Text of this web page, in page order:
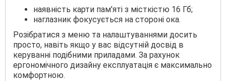
наявність карти пам'яті з місткістю 16 Гб;
наглазник фокусується на стороні ока.
Розібратися з меню та налаштуваннями досить
просто, навіть якщо у вас відсутній досвід в
керуванні подібними приладами. За рахунок
ергономічного дизайну експлуатація є максимально
комфортною.